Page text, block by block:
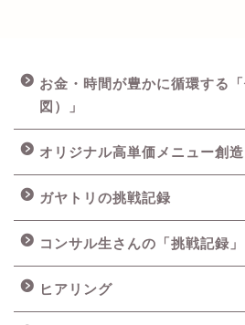
お金・時間が豊かに循環する
図）」
オリジナル高単価メニュー創造
ガヤトリの挑戦記録
コンサル生さんの「挑戦記録」
ヒアリング